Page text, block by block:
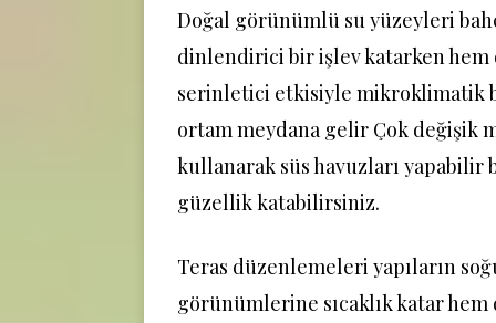
Doğal görünümlü su yüzeyleri
dinlendirici bir işlev katarken hem
serinletici etkisiyle mikroklimatik
ortam meydana gelir Çok değişik
kullanarak süs havuzları yapabilir
güzellik katabilirsiniz.
Teras düzenlemeleri yapıların
görünümlerine sıcaklık katar hem